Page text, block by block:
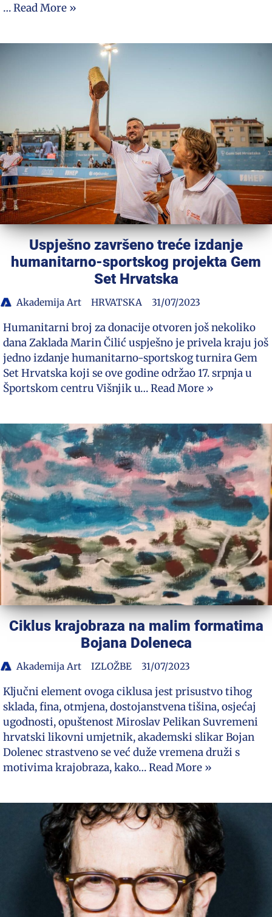
…Read More »
Uspješno završeno treće izdanje
humanitarno-sportskog projekta Gem
Set Hrvatska
Akademija Art HRVATSKA 31/07/2023
Humanitarni broj za donacije otvoren još nekoliko
dana Zaklada Marin Čilić uspješno je privela kraju još
jedno izdanje humanitarno-sportskog turnira Gem
Set Hrvatska koji se ove godine održao 17. srpnja u
Športskom centru Višnjik u…Read More »
Ciklus krajobraza na malim formatima
Bojana Doleneca
Akademija Art IZLOŽBE 31/07/2023
Ključni element ovoga ciklusa jest prisustvo tihog
sklada, fina, otmjena, dostojanstvena tišina, osjećaj
ugodnosti, opuštenost Miroslav Pelikan Suvremeni
hrvatski likovni umjetnik, akademski slikar Bojan
Dolenec strastveno se već duže vremena druži s
motivima krajobraza, kako…Read More »